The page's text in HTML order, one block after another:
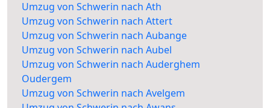
Umzug von Schwerin nach Ath
Umzug von Schwerin nach Attert
Umzug von Schwerin nach Aubange
Umzug von Schwerin nach Aubel
Umzug von Schwerin nach Auderghem
Oudergem
Umzug von Schwerin nach Avelgem